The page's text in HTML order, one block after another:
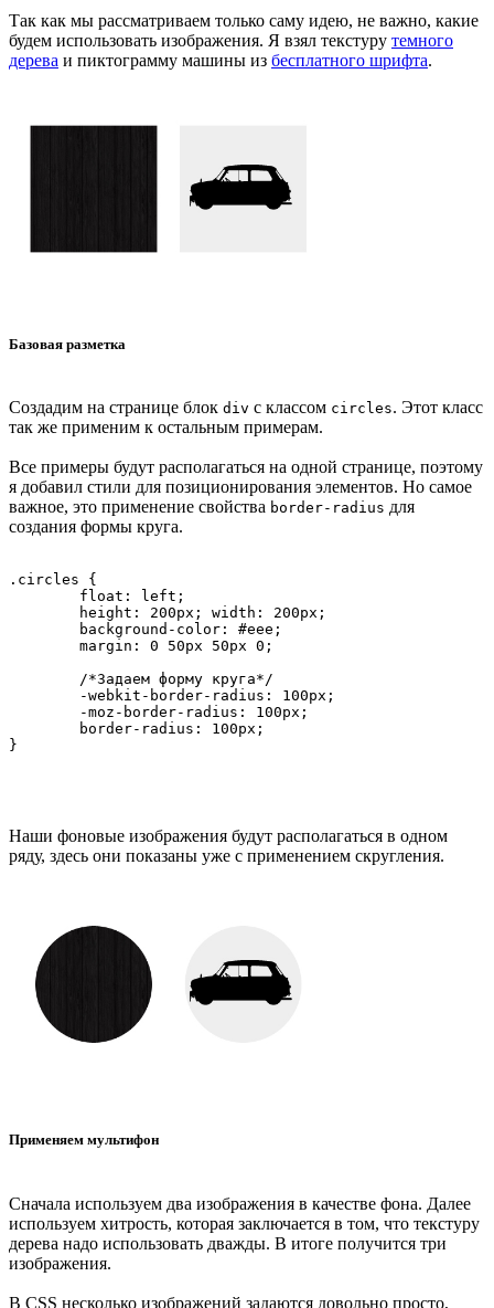
Так как мы рассматриваем только саму идею, не важно, какие
будем использовать изображения. Я взял текстуру темного
дерева и пиктограмму машины из бесплатного шрифта.
Базовая разметка
Создадим на странице блок div с классом circles. Этот класс
так же применим к остальным примерам.
Все примеры будут располагаться на одной странице, поэтому
я добавил стили для позиционирования элементов. Но самое
важное, это применение свойства border-radius для
создания формы круга.
.circles {
Наши фоновые изображения будут располагаться в одном
ряду, здесь они показаны уже с применением скругления.
Применяем мультифон
Сначала используем два изображения в качестве фона. Далее
используем хитрость, которая заключается в том, что текстуру
дерева надо использовать дважды. В итоге получится три
изображения.
В CSS несколько изображений задаются довольно просто,